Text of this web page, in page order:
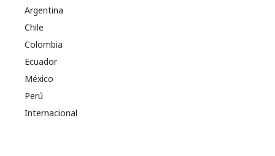
Argentina
Chile
Colombia
Ecuador
México
Perú
Internacional